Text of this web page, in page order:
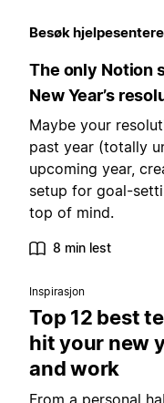
Besøk
The only Notion
New Year’s
Maybe your
past year (totally
upcoming year,
setup for goal-
top of mind.
8 min lest
Inspirasjon
Top 12 best
hit your new
and work